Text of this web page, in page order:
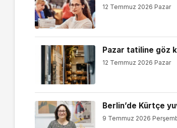
12 Temmuz 2026 Pazar
Pazar tatiline göz
12 Temmuz 2026 Pazar
Berlin’de Kürtçe
9 Temmuz 2026